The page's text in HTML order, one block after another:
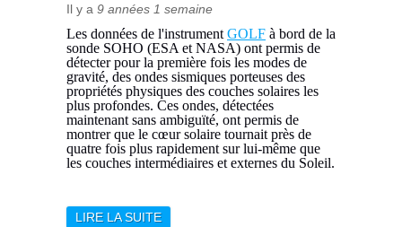
Il y a 9 années 1 semaine
Les données de l'instrument GOLF à bord de la
sonde SOHO (ESA et NASA) ont permis de
détecter pour la première fois les modes de
gravité, des ondes sismiques porteuses des
propriétés physiques des couches solaires les
plus profondes. Ces ondes, détectées
maintenant sans ambiguïté, ont permis de
montrer que le cœur solaire tournait près de
quatre fois plus rapidement sur lui-même que
les couches intermédiaires et externes du Soleil.
LIRE LA SUITEDE LES MODES DE GRAVITÉ